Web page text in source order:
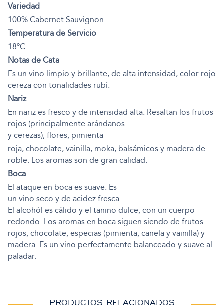
Variedad
100% Cabernet Sauvignon.
Temperatura de Servicio
18ºC
Notas de Cata
Es un vino limpio y brillante, de alta intensidad, color rojo
cereza con tonalidades rubí.
Nariz
En nariz es fresco y de intensidad alta. Resaltan los frutos
rojos (principalmente arándanos
y cerezas), flores, pimienta
roja, chocolate, vainilla, moka, balsámicos y madera de
roble. Los aromas son de gran calidad.
Boca
El ataque en boca es suave. Es
un vino seco y de acidez fresca.
El alcohól es cálido y el tanino dulce, con un cuerpo
redondo. Los aromas en boca siguen siendo de frutos
rojos, chocolate, especias (pimienta, canela y vainilla) y
madera. Es un vino perfectamente balanceado y suave al
paladar.
PRODUCTOS RELACIONADOS